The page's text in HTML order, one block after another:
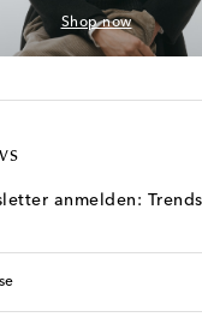
Shop now
anmelden: